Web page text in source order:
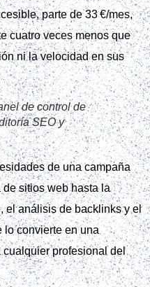
parte de 33 €/mes,
cuatro veces menos que
ni la velocidad en sus
de control de
SEO y
de una campaña
sitios web hasta la
el análisis de backlinks y el
lo convierte en una
cualquier profesional del